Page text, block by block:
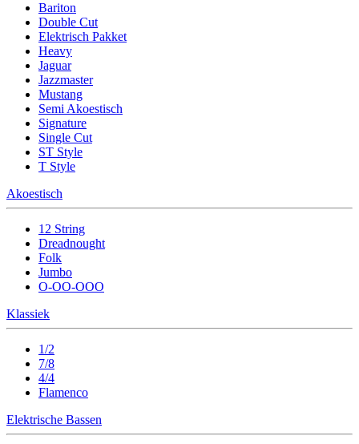
Bariton
Double Cut
Elektrisch Pakket
Heavy
Jaguar
Jazzmaster
Mustang
Semi Akoestisch
Signature
Single Cut
ST Style
T Style
Akoestisch
12 String
Dreadnought
Folk
Jumbo
O-OO-OOO
Klassiek
1/2
7/8
4/4
Flamenco
Elektrische Bassen